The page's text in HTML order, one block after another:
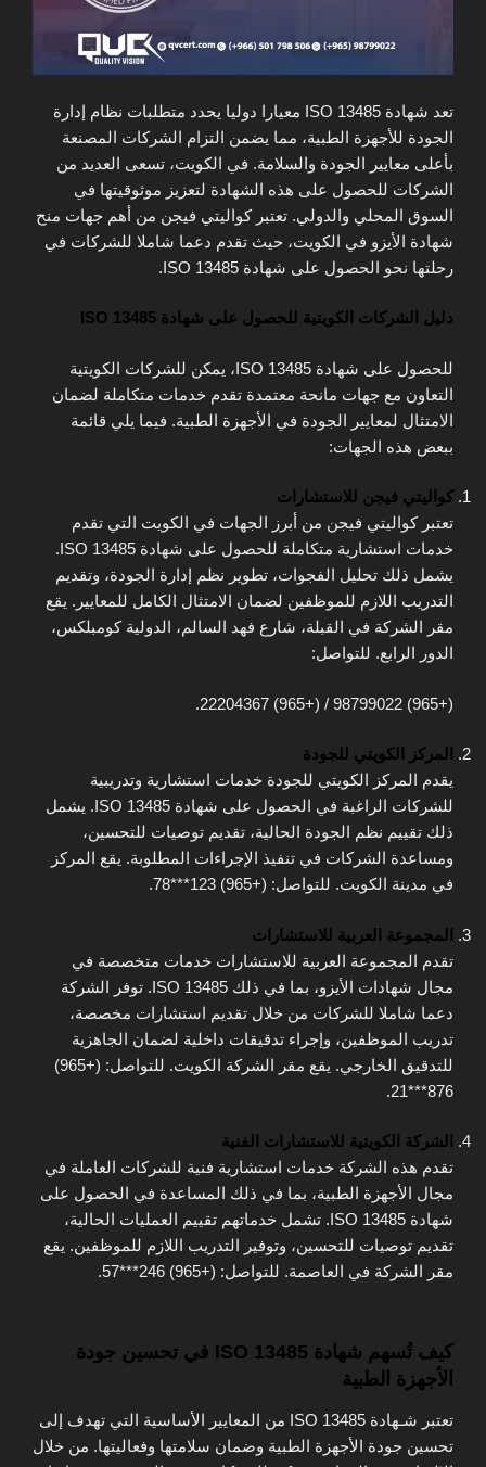
تعد شهادة ISO 13485 معيارا دوليا يحدد متطلبات نظام إدارة
الجودة للأجهزة الطبية، مما يضمن التزام الشركات المصنعة
بأعلى معايير الجودة والسلامة. في الكويت، تسعى العديد من
الشركات للحصول على هذه الشهادة لتعزيز موثوقيتها في
السوق المحلي والدولي. تعتبر كواليتي فيجن من أهم جهات منح
شهادة الأيزو في الكويت، حيث تقدم دعما شاملا للشركات في
رحلتها نحو الحصول على شهادة ISO 13485.
دليل الشركات الكويتية للحصول على شهادة ISO 13485
للحصول على شهادة ISO 13485، يمكن للشركات الكويتية
التعاون مع جهات مانحة معتمدة تقدم خدمات متكاملة لضمان
الامتثال لمعايير الجودة في الأجهزة الطبية. فيما يلي قائمة
ببعض هذه الجهات:
كواليتي فيجن للاستشارات
تعتبر كواليتي فيجن من أبرز الجهات في الكويت التي تقدم
خدمات استشارية متكاملة للحصول على شهادة ISO 13485.
يشمل ذلك تحليل الفجوات، تطوير نظم إدارة الجودة، وتقديم
التدريب اللازم للموظفين لضمان الامتثال الكامل للمعايير. يقع
مقر الشركة في القبلة، شارع فهد السالم، الدولية كومبلكس،
الدور الرابع. للتواصل:
(+965) 98799022 / (+965) 22204367.
المركز الكويتي للجودة
يقدم المركز الكويتي للجودة خدمات استشارية وتدريبية
للشركات الراغبة في الحصول على شهادة ISO 13485. يشمل
ذلك تقييم نظم الجودة الحالية، تقديم توصيات للتحسين،
ومساعدة الشركات في تنفيذ الإجراءات المطلوبة. يقع المركز
في مدينة الكويت. للتواصل: (+965) 123***78.
المجموعة العربية للاستشارات
تقدم المجموعة العربية للاستشارات خدمات متخصصة في
مجال شهادات الأيزو، بما في ذلك ISO 13485. توفر الشركة
دعما شاملا للشركات من خلال تقديم استشارات مخصصة،
تدريب الموظفين، وإجراء تدقيقات داخلية لضمان الجاهزية
للتدقيق الخارجي. يقع مقر الشركة الكويت. للتواصل: (+965)
876***21.
الشركة الكويتية للاستشارات الفنية
تقدم هذه الشركة خدمات استشارية فنية للشركات العاملة في
مجال الأجهزة الطبية، بما في ذلك المساعدة في الحصول على
شهادة ISO 13485. تشمل خدماتهم تقييم العمليات الحالية،
تقديم توصيات للتحسين، وتوفير التدريب اللازم للموظفين. يقع
مقر الشركة في العاصمة. للتواصل: (+965) 246***57.
كيف تُسهم شهادة ISO 13485 في تحسين جودة
الأجهزة الطبية
تعتبر شـهادة ISO 13485 من المعايير الأساسية التي تهدف إلى
تحسين جودة الأجهزة الطبية وضمان سلامتها وفعاليتها. من خلال